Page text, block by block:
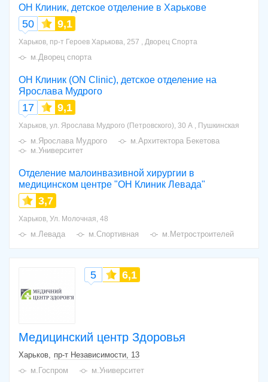
ОН Клиник, детское отделение в Харькове
50 9,1
Харьков, пр-т Героев Харькова, 257 , Дворец Спорта
м.Дворец спорта
ОН Клиник (ON Clinic), детское отделение на
Ярослава Мудрого
17 9,1
Харьков, ул. Ярослава Мудрого (Петровского), 30 А , Пушкинская
м.Ярослава Мудрого
м.Архитектора Бекетова
м.Университет
Отделение малоинвазивной хирургии в
медицинском центре "ОН Клиник Левада"
3,7
Харьков, Ул. Молочная, 48
м.Левада м.Спортивная м.Метростроителей
Медицинский центр Здоровья
5 6,1
Харьков
пр-т Независимости, 13
м.Госпром
м.Университет